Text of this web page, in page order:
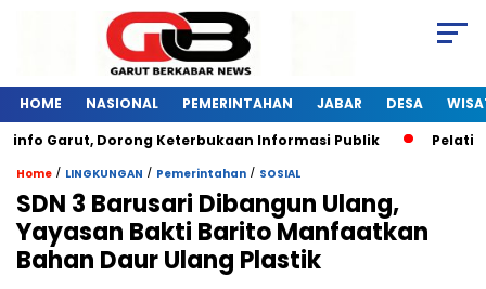
HOME NASIONAL PEMERINTAHAN JABAR DESA
Dorong Keterbukaan Informasi Publik
Pelatihan
Home / LINGKUNGAN / Pemerintahan / SOSIAL
SDN 3 Barusari Dibangun Ulang,
Yayasan Bakti Barito Manfaatkan
Bahan Daur Ulang Plastik